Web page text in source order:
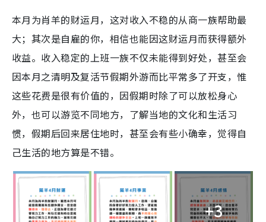
本月为肖羊的财运月，这对收入不稳的从商一族帮助最
大；其次是自雇的你，相信也能因这财运月而获得额外
收益。收入稳定的上班一族不仅未能得到好处，甚至会
因本月之清明及复活节假期外游而比平常多了开支，惟
这些花费是很有价值的，因假期时除了可以放松身心
外，也可以游览不同地方，了解当地的文化和生活习
惯，假期后回来居住地时，甚至会有些小确幸，觉得自
己生活的地方算是不错。
+3